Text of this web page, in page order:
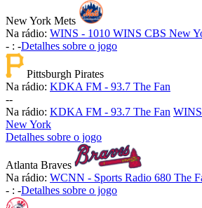
New York Mets
Na rádio: WINS - 1010 WINS CBS New
- : -Detalhes sobre o jogo
Pittsburgh Pirates
Na rádio: KDKA FM - 93.7 The Fan
--
Na rádio: KDKA FM - 93.7 The Fan
New York
Detalhes sobre o jogo
Atlanta Braves
Na rádio: WCNN - Sports Radio 680 The
- : -Detalhes sobre o jogo